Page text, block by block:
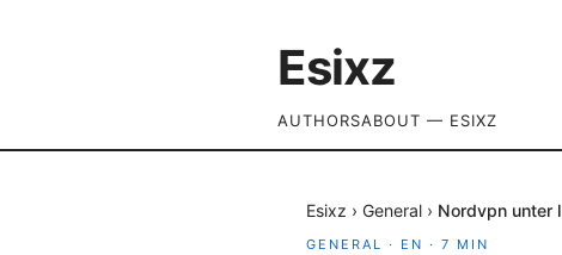
Esixz
AUTHORSABOUT — ESIXZ
Esixz › General › Nordvpn unter
GENERAL · EN · 7 MIN